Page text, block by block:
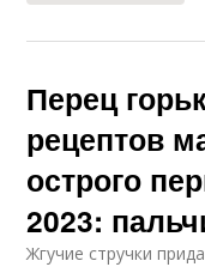
Перец
рецептов
острого
2023:
Жгучие стручки